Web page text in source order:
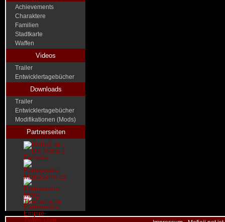
Achievements
Charaktere
Familien
Stadtkarte
Waffen
Videos
Trailer
Entwicklertagebücher
Downloads
Trailer
Entwicklertagebücher
Modifikationen (Mods)
Partnerseiten